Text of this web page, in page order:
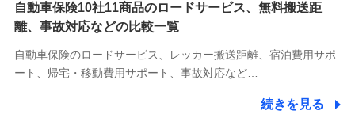
10.受託業務の 個人情報
受託業務の遂行およびこれらに準ずる業務の遂行のため
11.マイカー通勤管理クラウド並びに法人向けASPサー
自動車保険10社11商品のロードサービス、無料搬送距
離、事故対応などの比較一覧
自動車保険のロードサービス、レッカー搬送距離、宿泊費用サポ
ート、帰宅・移動費用サポート、事故対応など…
続きを見る